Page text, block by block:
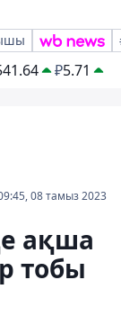
₽5.71
08 тамыз 2023
ақша
тобы